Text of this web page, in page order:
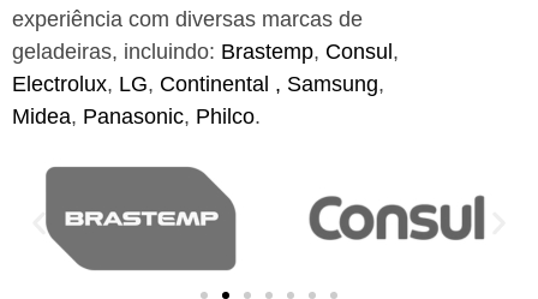
experiência com diversas marcas de
geladeiras, incluindo: Brastemp, Consul,
Electrolux, LG, Continental , Samsung,
Midea, Panasonic, Philco.